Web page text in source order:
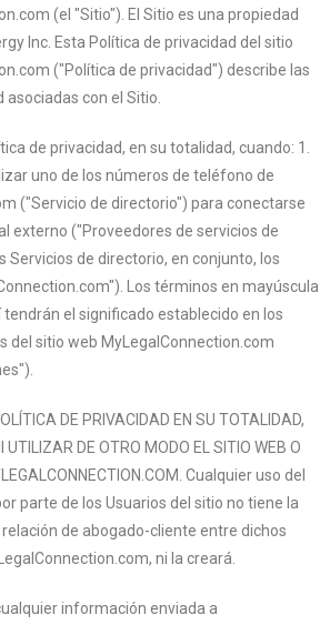
(el "Sitio"). El Sitio es una propiedad
Inc. Esta Política de privacidad del sitio
("Política de privacidad") describe las
con el Sitio.
de privacidad, en su totalidad, cuando: 1.
uno de los números de teléfono de
("Servicio de directorio") para conectarse
externo ("Proveedores de servicios de
Servicios de directorio, en conjunto, los
Los términos en mayúscula
el significado establecido en los
del sitio web MyLegalConnection.com
DE PRIVACIDAD EN SU TOTALIDAD,
UTILIZAR DE OTRO MODO EL SITIO WEB O
Cualquier uso del
parte de los Usuarios del sitio no tiene la
de abogado-cliente entre dichos
ni la creará.
información enviada a